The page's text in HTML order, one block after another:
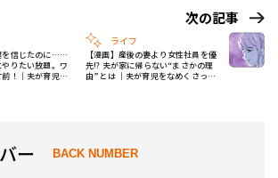
を信じたのに……
りたい放題。ワ
！｜夫が育児を
次の記事
ライフ
【漫画】産後の妻より女性社員を優
先!? 夫が家に帰らない“まさかの理
由”とは ｜夫が育児をなめくさって
ー BACK NUMBER